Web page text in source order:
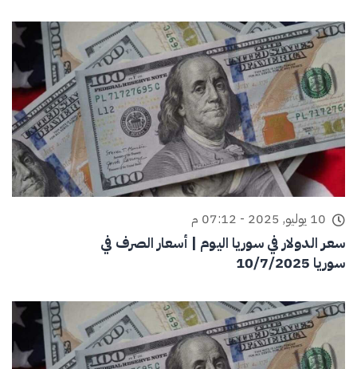
10 يوليو, 2025 - 07:12 م
سعر الدولار في سوريا اليوم | أسعار الصرف في
سوريا 10/7/2025